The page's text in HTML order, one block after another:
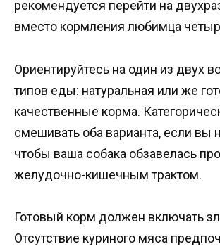
рекомендуется перейти на
вместо кормления любимца
Ориентируйтесь на один из двух
типов еды: натуральная или же
качественные корма.
смешивать оба варианта, если вы
чтобы ваша собака обзавелась
желудочно-кишечным трактом.
Готовый корм должен включать
Отсутствие куриного мяса